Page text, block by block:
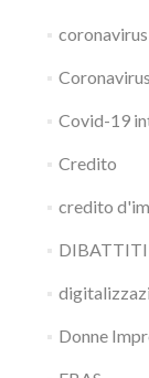
coronavirus
Covid-19
Credito
credito
DIBATTITI
Donne